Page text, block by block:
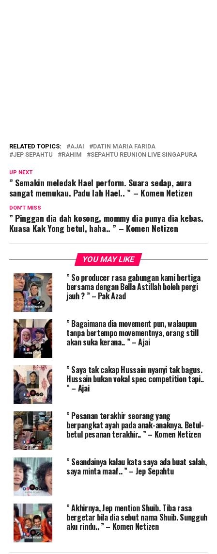
RELATED TOPICS: AJAI
DATIN MARIA FARIDA
JEP SEPAHTU
RAHIM SEPAHTU REUNION LIVE SINGAPURA
UP NEXT
” Semakin meledak Hael perform. Suara sedap, aura
sangat memukau. Padu lah Hael.. ” – Komen Netizen
DON'T MISS
” Pinggan dia dah kosong, mommy dia punya dia kebas.
Kuasa Kak Yong betul, haha.. ” – Komen Netizen
YOU MAY LIKE
” So producer rasa gabungan kami bertiga
bersama dengan Bella Astillah boleh pergi
jauh ? ” – Pak Azad
” Bagaimana dia movement pun, walaupun
tanpa bertempo movementnya, orang still
akan suka kerana.. ” – Ajai
” Saya tak cakap Hussain nyanyi tak bagus.
Hussain bukan vokal spec competition tapi..
” – Ajai
” Pesanan terakhir seorang yang
berpangkat ayah pada anak-anaknya. Betul-
betul pesanan terakhir.. ” – Komen Netizen
” Seandainya kalau kata saya ada buat salah,
saya minta maaf.. ” – Jep Sepahtu
” Akhirnya, Jep mention Shuib. Tiba rasa
bergetar bila dia sebut nama Shuib. Sungguh
aku rindu.. ” – Komen Netizen